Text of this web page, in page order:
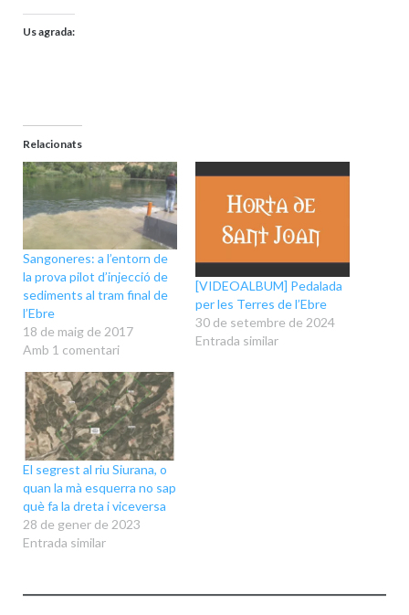
Us agrada:
Relacionats
Sangoneres: a l’entorn de
la prova pilot d’injecció de
sediments al tram final de
l’Ebre
18 de maig de 2017
Amb 1 comentari
[VIDEOALBUM] Pedalada
per les Terres de l’Ebre
30 de setembre de 2024
Entrada similar
El segrest al riu Siurana, o
quan la mà esquerra no sap
què fa la dreta i viceversa
28 de gener de 2023
Entrada similar